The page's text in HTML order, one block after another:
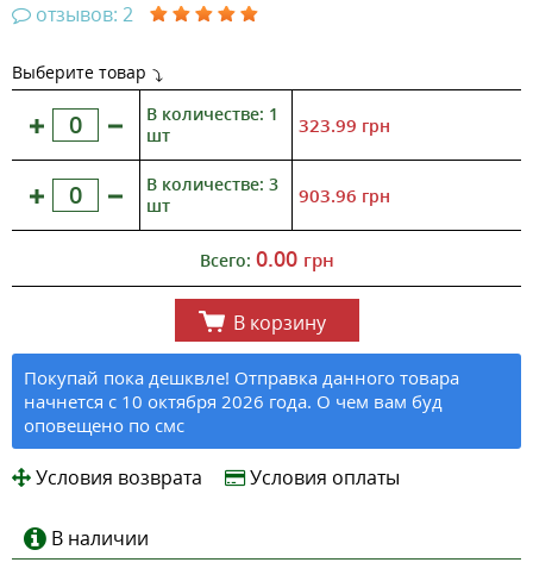
отзывов: 2
Выберите товар
В количестве: 1
шт
323.99 грн
В количестве: 3
шт
903.96 грн
Всего: 0.00 грн
В корзину
Покупай пока дешквле! Отправка данного товара
начнется с 10 октября 2026 года. О чем вам буд
оповещено по смс
Условия возврата Условия оплаты
В наличии